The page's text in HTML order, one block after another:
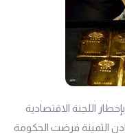
اللجنة الاقتصادية
الثمينة فرضت الحكومة